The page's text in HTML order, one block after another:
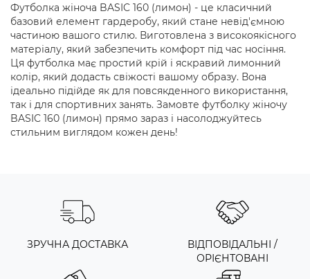
Футболка жіноча BASIC 160 (лимон) - це класичний
базовий елемент гардеробу, який стане невід'ємною
частиною вашого стилю. Виготовлена з високоякісного
матеріалу, який забезпечить комфорт під час носіння.
Ця футболка має простий крій і яскравий лимонний
колір, який додасть свіжості вашому образу. Вона
ідеально підійде як для повсякденного використання,
так і для спортивних занять. Замовте футболку жіночу
BASIC 160 (лимон) прямо зараз і насолоджуйтесь
стильним виглядом кожен день!
ЗРУЧНА ДОСТАВКА
ВІДПОВІДАЛЬНІ /
ОРІЄНТОВАНІ